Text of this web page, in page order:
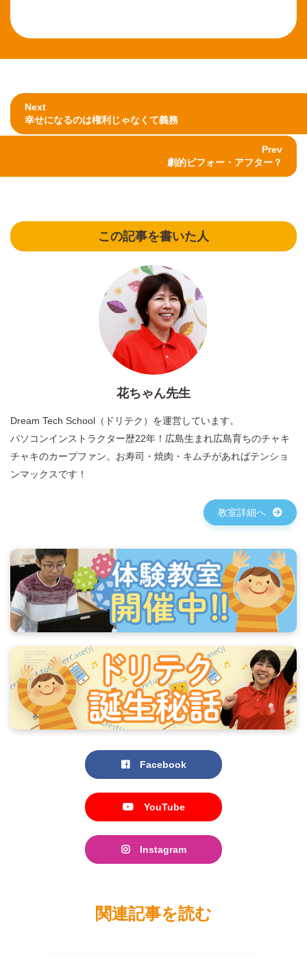
Next
幸せになるのは権利じゃなくて義務
Prev
劇的ビフォー・アフター？
この記事を書いた人
花ちゃん先生
Dream Tech School（ドリテク）を運営しています。
パソコンインストラクター歴22年！広島生まれ広島育ちのチャキ
チャキのカープファン。お寿司・焼肉・キムチがあればテンショ
ンマックスです！
教室詳細へ
Facebook
YouTube
Instagram
関連記事を読む